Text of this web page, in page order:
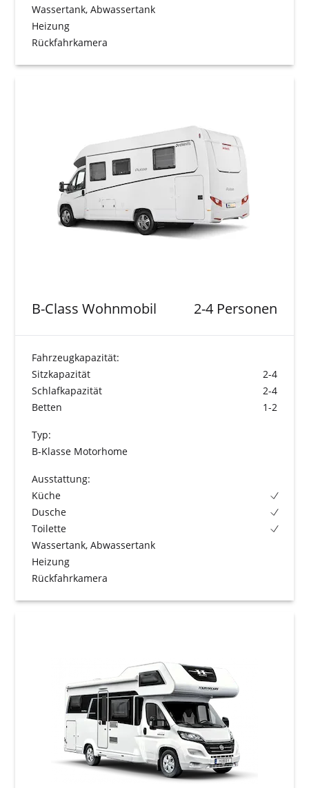
Wassertank, Abwassertank
Heizung
Rückfahrkamera
B-Class Wohnmobil 2-4 Personen
Fahrzeugkapazität:
Sitzkapazität
2-4
Schlafkapazität
2-4
Betten
1-2
Typ:
B-Klasse Motorhome
Ausstattung:
Küche
Dusche
Toilette
Wassertank, Abwassertank
Heizung
Rückfahrkamera